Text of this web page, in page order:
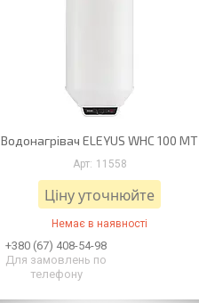
Водонагрівач ELEYUS WHC 100 MT
11558
Ціну уточнюйте
Немає в наявності
+380 (67) 408-54-98
Для замовлень по
телефону